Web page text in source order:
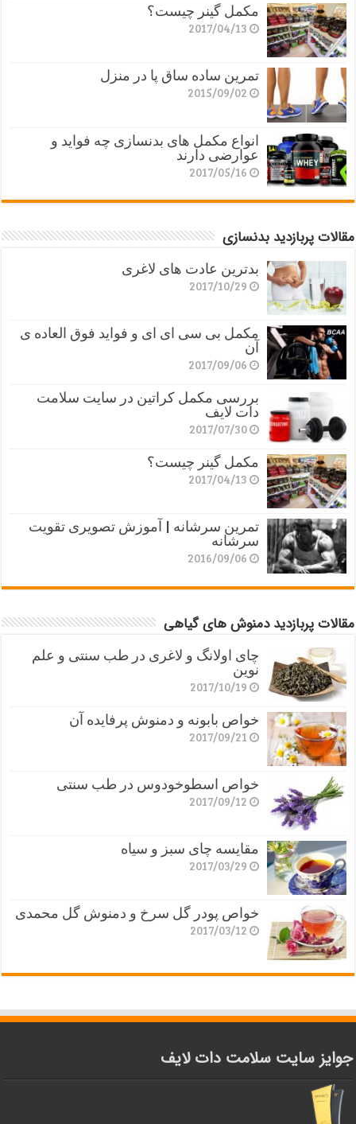
مکمل گینر چیست؟
2017/04/13
تمرین ساده ساق پا در منزل
2015/09/02
انواع مکمل های بدنسازی چه فواید و
عوارضی دارند
2017/05/16
مقالات پربازدید بدنسازی
بدترین عادت های لاغری
2017/10/29
مکمل بی سی ای ای و فواید فوق العاده ی
آن
2017/09/06
بررسی مکمل کراتین در سایت سلامت
دات لایف
2017/07/30
مکمل گینر چیست؟
2017/04/13
تمرین سرشانه | آموزش تصویری تقویت
سرشانه
2016/09/06
مقالات پربازدید دمنوش های گیاهی
چای اولانگ و لاغری در طب سنتی و علم
نوین
2017/10/19
خواص بابونه و دمنوش پرفایده آن
2017/09/21
خواص اسطوخودوس در طب سنتی
2017/09/12
مقایسه چای سبز و سیاه
2017/03/29
خواص پودر گل سرخ و دمنوش گل محمدی
2017/03/12
جوایز سایت سلامت دات لایف